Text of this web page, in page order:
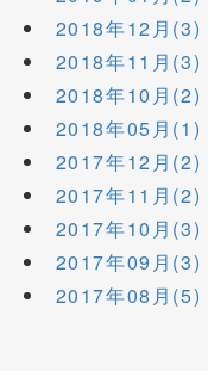
2018年12月(3)
2018年11月(3)
2018年10月(2)
2018年05月(1)
2017年12月(2)
2017年11月(2)
2017年10月(3)
2017年09月(3)
2017年08月(5)